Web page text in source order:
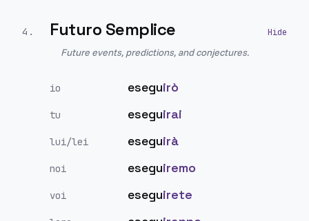
4 . Futuro Semplice
Future events, predictions, and conjectures.
io eseguirò
tu eseguirai
lui/lei eseguirà
noi eseguiremo
voi eseguirete